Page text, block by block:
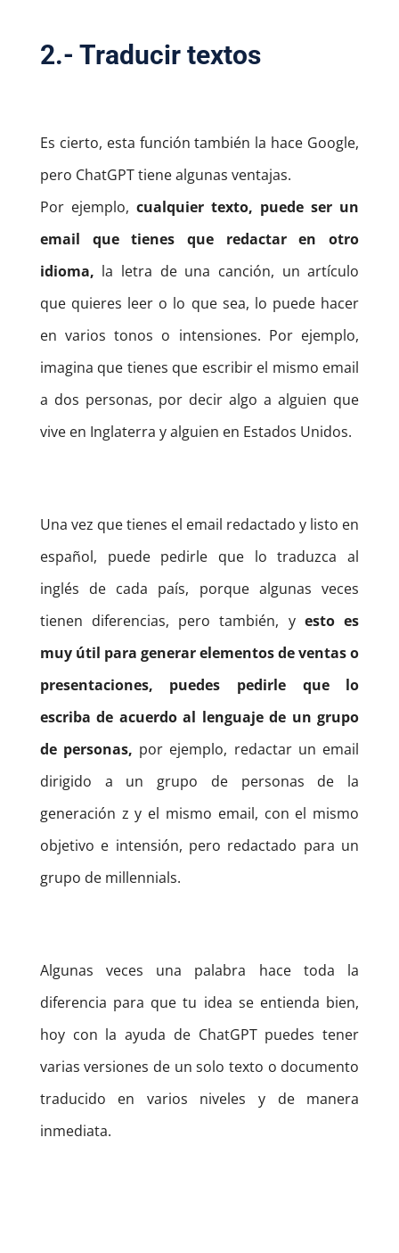
2.- Traducir textos
Es cierto, esta función también la hace Google,
pero ChatGPT tiene algunas ventajas.
Por ejemplo, cualquier texto, puede ser un
email que tienes que redactar en otro
idioma, la letra de una canción, un artículo
que quieres leer o lo que sea, lo puede hacer
en varios tonos o intensiones. Por ejemplo,
imagina que tienes que escribir el mismo email
a dos personas, por decir algo a alguien que
vive en Inglaterra y alguien en Estados Unidos.
Una vez que tienes el email redactado y listo en
español, puede pedirle que lo traduzca al
inglés de cada país, porque algunas veces
tienen diferencias, pero también, yesto es
muy útil para generar elementos de ventas o
presentaciones, puedes pedirle que lo
escriba de acuerdo al lenguaje de un grupo
de personas, por ejemplo, redactar un email
dirigido a un grupo de personas de la
generación z y el mismo email, con el mismo
objetivo e intensión, pero redactado para un
grupo de millennials.
Algunas veces una palabra hace toda la
diferencia para que tu idea se entienda bien,
hoy con la ayuda de ChatGPT puedes tener
varias versiones de un solo texto o documento
traducido en varios niveles y de manera
inmediata.